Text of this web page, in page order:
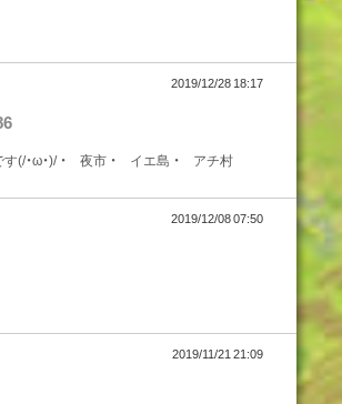
2019/12/28 18:17
(/・ω・)/ ・ 夜市 ・ イエ島 ・ アチ村
2019/12/08 07:50
2019/11/21 21:09